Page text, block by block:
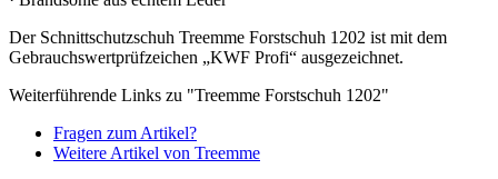
Der Schnittschutzschuh Treemme Forstschuh 1202 ist mit dem
Gebrauchswertprüfzeichen „KWF Profi“ ausgezeichnet.
Weiterführende Links zu "Treemme Forstschuh 1202"
Fragen zum Artikel?
Weitere Artikel von Treemme